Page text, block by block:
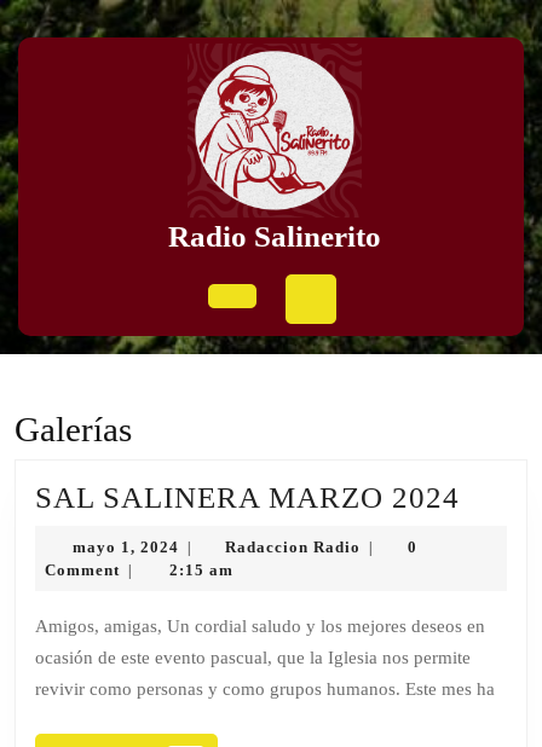
Skip
to
content
Radio Salinerito
Button
Galerías
SAL SALINERA MARZO 2024
mayo 1, 2024 mayo
1,
Radaccion Radio Radaccion
0
Comment
2:15 am
Amigos, amigas, Un cordial saludo y los mejores deseos en
ocasión de este evento pascual, que la Iglesia nos permite
revivir como personas y como grupos humanos. Este mes ha